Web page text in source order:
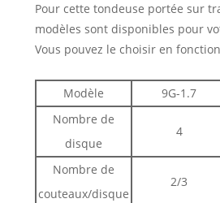
Pour cette tondeuse portée sur
modèles sont disponibles pour
Vous pouvez le choisir en
Modèle 9G-1.7
Nombre de
disque
4
Nombre de
couteaux/disque
2/3